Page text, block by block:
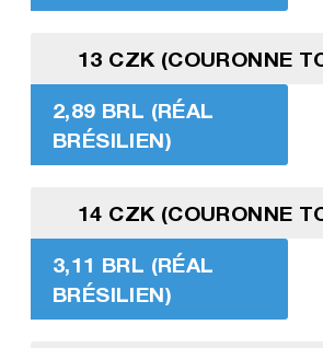
13 CZK (COURONNE
2,89 BRL (RÉAL
BRÉSILIEN)
14 CZK (COURONNE
3,11 BRL (RÉAL
BRÉSILIEN)